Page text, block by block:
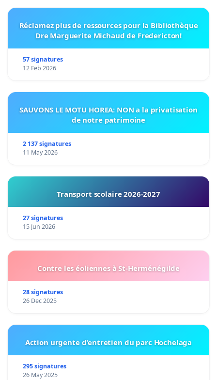
Réclamez plus de ressources pour la Bibliothèque
Dre Marguerite Michaud de Fredericton!
57 signatures
12 Feb 2026
SAUVONS LE MOTU HOREA: NON a la privatisation
de notre patrimoine
2 137 signatures
11 May 2026
Transport scolaire 2026-2027
27 signatures
15 Jun 2026
Contre les éoliennes à St-Herménégilde
28 signatures
26 Dec 2025
Action urgente d'entretien du parc Hochelaga
295 signatures
26 May 2025